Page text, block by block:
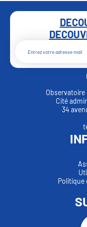
Cité
34
Politique